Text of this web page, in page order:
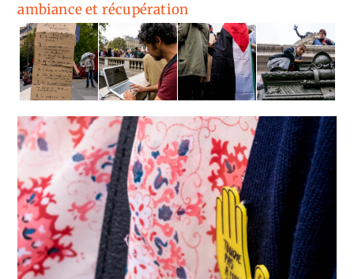
ambiance et récupération